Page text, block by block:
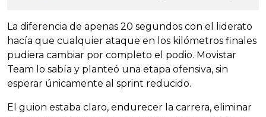
La diferencia de apenas 20 segundos con el liderato
hacía que cualquier ataque en los kilómetros finales
pudiera cambiar por completo el podio. Movistar
Team lo sabía y planteó una etapa ofensiva, sin
esperar únicamente al sprint reducido.
El guion estaba claro, endurecer la carrera, eliminar